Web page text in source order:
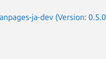
ja-dev (Version: